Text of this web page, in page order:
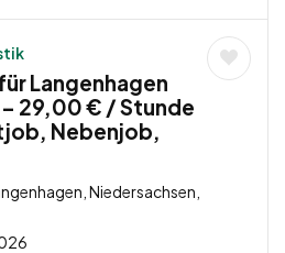
Langenhagen
29,00 € / Stunde
Nebenjob,
Niedersachsen,